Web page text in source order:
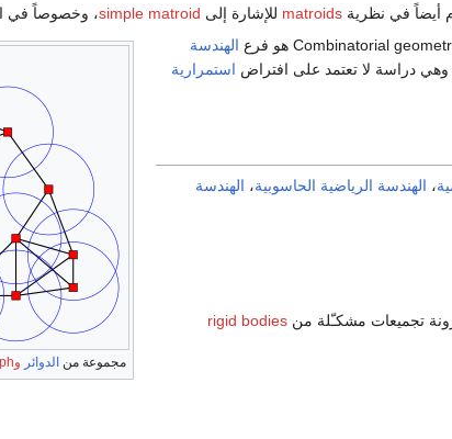
أيضاً في نظرية matroids للإشارة إلى simple matroid، وخصوصاً في
مجموعة من الدوائر وunit disk graph
الهندسة
. وهي دراسة لا تعتمد على افتراض استمرارية
، الهندسة الرياضية الحاسوبية، الهندسة
تجميعات مشكـّلة من rigid bodies